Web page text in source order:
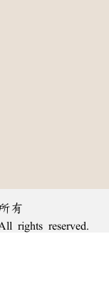
有
rights reserved.